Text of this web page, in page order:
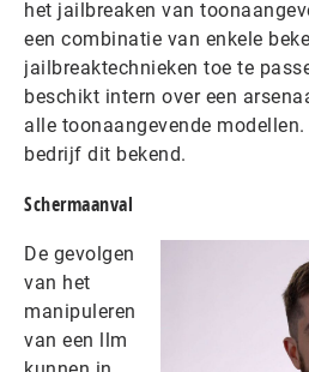
het jailbreaken van
een combinatie van enkele
jailbreaktechnieken toe te
beschikt intern over een
alle toonaangevende
bedrijf dit bekend.
Schermaanval
De gevolgen
van het
manipuleren
van een llm